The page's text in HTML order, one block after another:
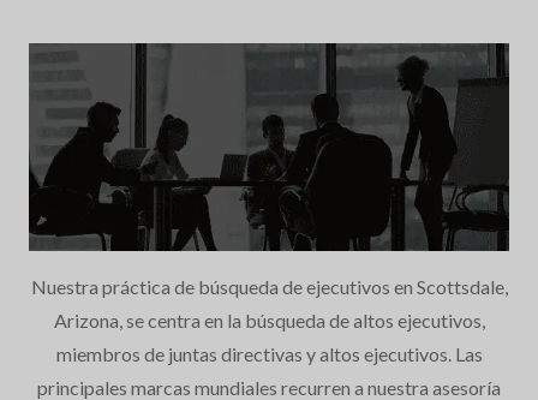
Nuestra práctica de búsqueda de ejecutivos en Scottsdale,
Arizona, se centra en la búsqueda de altos ejecutivos,
miembros de juntas directivas y altos ejecutivos. Las
principales marcas mundiales recurren a nuestra asesoría